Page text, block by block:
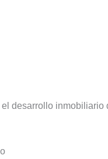
desarrollo